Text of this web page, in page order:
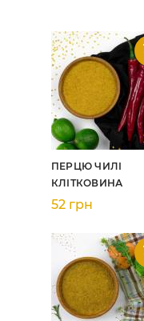
ПЕРЦЮ ЧИЛІ
КЛІТКОВИНА
52 грн